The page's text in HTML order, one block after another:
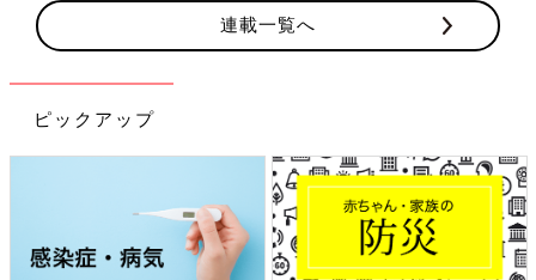
連載一覧へ
ピックアップ